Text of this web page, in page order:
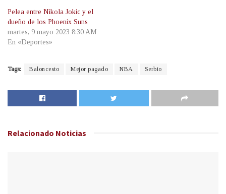
Pelea entre Nikola Jokic y el
dueño de los Phoenix Suns
martes, 9 mayo 2023 8:30 AM
En «Deportes»
Tags: Baloncesto Mejor pagado NBA Serbio
Relacionado Noticias